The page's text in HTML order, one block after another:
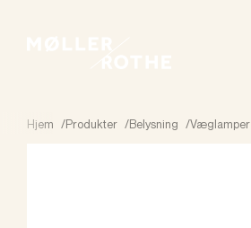
Hjem /Produkter /Belysning /Væglamper